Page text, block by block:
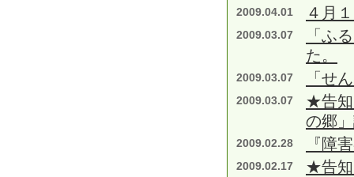
2009.04.01 ４月
2009.03.07
「ふ
た。
2009.03.07 「せ
2009.03.07
★告知
の郷
2009.02.28 『障
2009.02.17
★告